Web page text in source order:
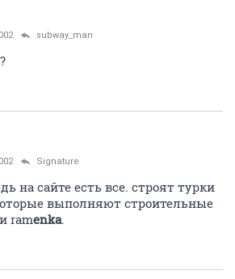
subway_man
Signature
на сайте есть все. строят турки
выполняют строительные
ramenka.